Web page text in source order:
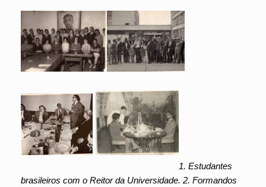
1. Estudantes
brasileiros com o Reitor da Universidade. 2. Formandos